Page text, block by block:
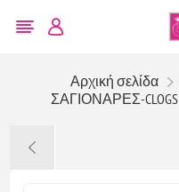
Αρχική σελίδα
ΣΑΓΙΟΝΑΡΕΣ-CLOGS